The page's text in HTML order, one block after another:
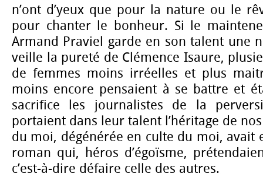
n’ont d’yeux que pour la nature ou le
pour chanter le bonheur. Si le
Armand Praviel garde en son talent une
veille la pureté de Clémence Isaure,
de femmes moins irréelles et plus
moins encore pensaient à se battre et
sacrifice les journalistes de la
portaient dans leur talent l’héritage de
du moi, dégénérée en culte du moi, avait
roman qui, héros d’égoïsme,
c’est-à-dire défaire celle des autres.